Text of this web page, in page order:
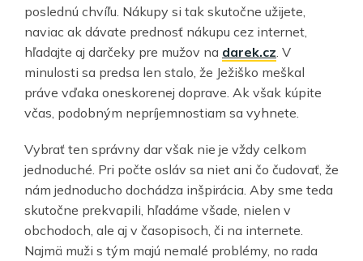
poslednú chvíľu. Nákupy si tak skutočne užijete,
naviac ak dávate prednosť nákupu cez internet,
hľadajte aj darčeky pre mužov na darek.cz . V
minulosti sa predsa len stalo, že Ježiško meškal
práve vďaka oneskorenej doprave. Ak však kúpite
včas, podobným nepríjemnostiam sa vyhnete.
Vybrať ten správny dar však nie je vždy celkom
jednoduché. Pri počte osláv sa niet ani čo čudovať, že
nám jednoducho dochádza inšpirácia. Aby sme teda
skutočne prekvapili, hľadáme všade, nielen v
obchodoch, ale aj v časopisoch, či na internete.
Najmä muži s tým majú nemalé problémy, no rada